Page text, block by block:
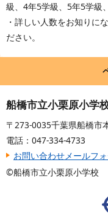
級、4年5学級、5年5学級
・詳しい人数をお知りに
ださい。
船橋市立小栗原小学
〒273-0035千葉県船橋市
電話：047-334-4733
お問い合わせメールフ
©船橋市立小栗原小学校